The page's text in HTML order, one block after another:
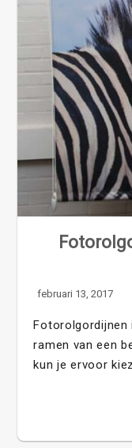
februari 13, 2017
Fotorolgordijnen
ramen van een
kun je ervoor